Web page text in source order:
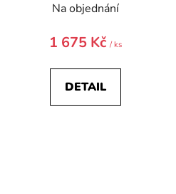
Na objednání
1 675 Kč / ks
DETAIL